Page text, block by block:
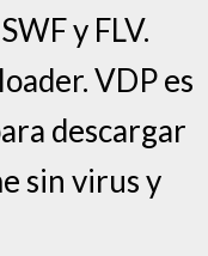
y FLV.
VDP es
descargar
sin virus y